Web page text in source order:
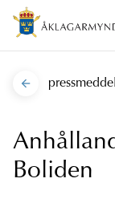
Boliden